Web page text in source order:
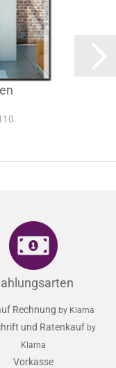
Rechnung by Klarna
und Ratenkauf by
Klarna
Vorkasse